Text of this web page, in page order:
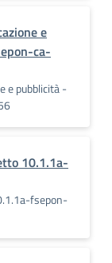
e
ca-
e pubblicità -
10.1.1a-
fsepon-